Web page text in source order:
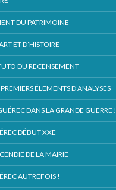
DU PATRIMOINE
ET D’HISTOIRE
DU RECENSEMENT
ÉLEMENTS D’ANALYSES
DANS LA GRANDE GUERRE !
DÉBUT XXE
DE LA MAIRIE
AUTREFOIS !